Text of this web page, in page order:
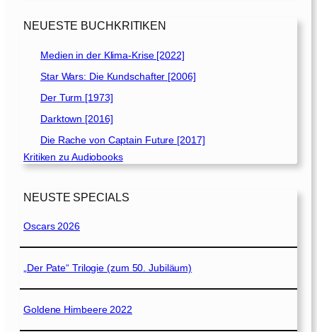
NEUESTE BUCHKRITIKEN
Medien in der Klima-Krise [2022]
Star Wars: Die Kundschafter [2006]
Der Turm [1973]
Darktown [2016]
Die Rache von Captain Future [2017]
Kritiken zu Audiobooks
NEUSTE SPECIALS
Oscars 2026
„Der Pate“ Trilogie (zum 50. Jubiläum)
Goldene Himbeere 2022